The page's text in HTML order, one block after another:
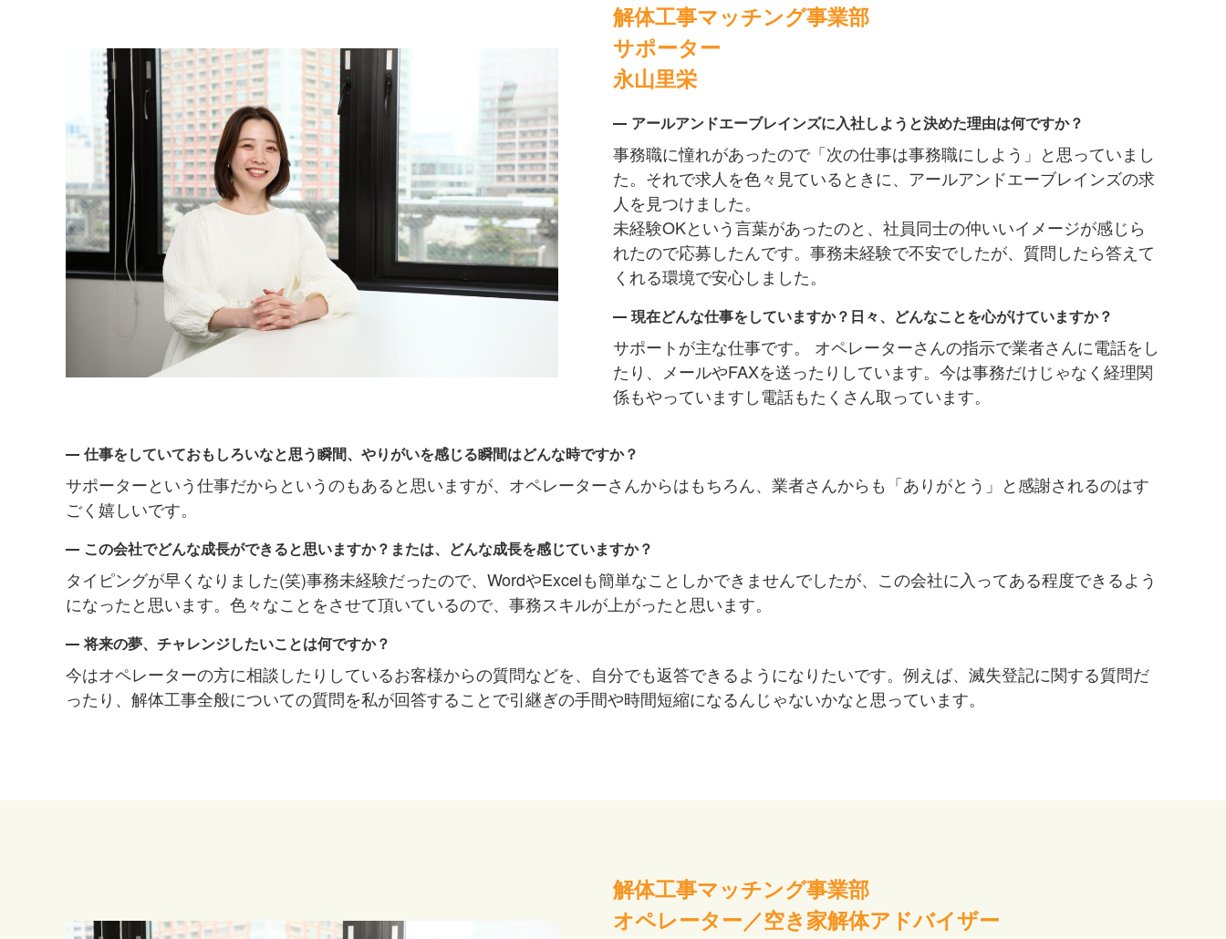
解体工事マッチング事業部
サポーター
永山里栄
アールアンドエーブレインズに入社しようと決めた理由は何ですか？
事務職に憧れがあったので「次の仕事は事務職にしよう」と思っていまし
た。それで求人を色々見ているときに、アールアンドエーブレインズの求
人を見つけました。
未経験OKという言葉があったのと、社員同士の仲いいイメージが感じら
れたので応募したんです。事務未経験で不安でしたが、質問したら答えて
くれる環境で安心しました。
現在どんな仕事をしていますか？日々、どんなことを心がけていますか？
サポートが主な仕事です。 オペレーターさんの指示で業者さんに電話をし
たり、メールやFAXを送ったりしています。今は事務だけじゃなく経理関
係もやっていますし電話もたくさん取っています。
仕事をしていておもしろいなと思う瞬間、やりがいを感じる瞬間はどんな時ですか？
サポーターという仕事だからというのもあると思いますが、オペレーターさんからはもちろん、業者さんからも「ありがとう」と感謝されるのはす
ごく嬉しいです。
この会社でどんな成長ができると思いますか？または、どんな成長を感じていますか？
タイピングが早くなりました(笑)事務未経験だったので、WordやExcelも簡単なことしかできませんでしたが、この会社に入ってある程度できるよう
になったと思います。色々なことをさせて頂いているので、事務スキルが上がったと思います。
将来の夢、チャレンジしたいことは何ですか？
今はオペレーターの方に相談したりしているお客様からの質問などを、自分でも返答できるようになりたいです。例えば、滅失登記に関する質問だ
ったり、解体工事全般についての質問を私が回答することで引継ぎの手間や時間短縮になるんじゃないかなと思っています。
解体工事マッチング事業部
オペレーター／空き家解体アドバイザー